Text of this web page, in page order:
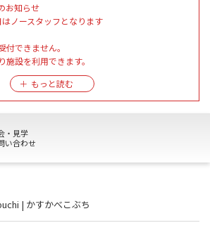
お知らせ
ノースタッフとなります
できません。
設を利用できます。
行います。
縮のお知らせ
：00【最終受付16：30】
フが不在となり、各種受付できません。
・見学
い合わせ
| かすかべこぶち